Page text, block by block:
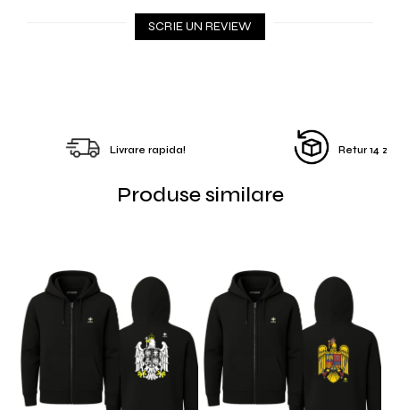
SCRIE UN REVIEW
Livrare rapida! Retur 14
Produse similare